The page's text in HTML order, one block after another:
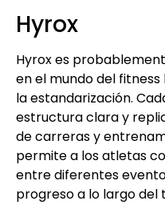
Hyrox
Hyrox es
en el mundo del fitness
la estandarización.
estructura clara y
de carreras y
permite a los atletas
entre diferentes
progreso a lo largo del